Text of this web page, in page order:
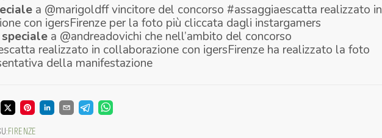
a @marigoldff vincitore del concorso #assaggiaescatta realizzato in
con igersFirenze per la foto più cliccata dagli instargamers
a @andreadovichi che nell’ambito del concorso
realizzato in collaborazione con igersFirenze ha realizzato la foto
della manifestazione
:FIRENZE